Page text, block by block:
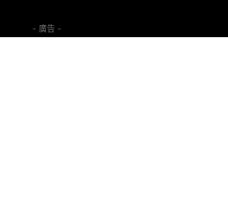
- 廣告 -